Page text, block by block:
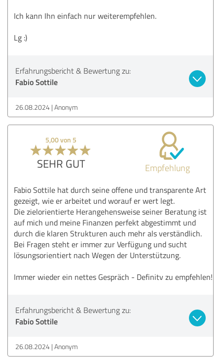
Ich kann Ihn einfach nur weiterempfehlen.
Lg :)
Erfahrungsbericht & Bewertung zu:
Fabio Sottile
26.08.2024 Anonym
5,00 von 5
SEHR GUT Empfehlung
Fabio Sottile hat durch seine offene und transparente Art
gezeigt, wie er arbeitet und worauf er wert legt.
Die zielorientierte Herangehensweise seiner Beratung ist
auf mich und meine Finanzen perfekt abgestimmt und
durch die klaren Strukturen auch mehr als verständlich.
Bei Fragen steht er immer zur Verfügung und sucht
lösungsorientiert nach Wegen der Unterstützung.
Immer wieder ein nettes Gespräch - Definitv zu empfehlen!
Erfahrungsbericht & Bewertung zu:
Fabio Sottile
26.08.2024 Anonym